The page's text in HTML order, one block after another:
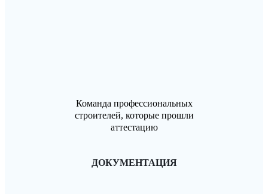
Команда профессиональных
строителей, которые прошли
аттестацию
ДОКУМЕНТАЦИЯ